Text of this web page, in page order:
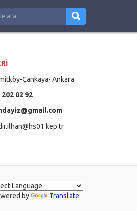
Çankaya- Ankara
02 92
by Translate